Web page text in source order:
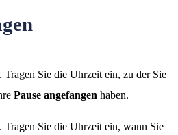
Tragen Sie die Uhrzeit ein, zu der Sie
Pause angefangen haben.
Tragen Sie die Uhrzeit ein, wann Sie